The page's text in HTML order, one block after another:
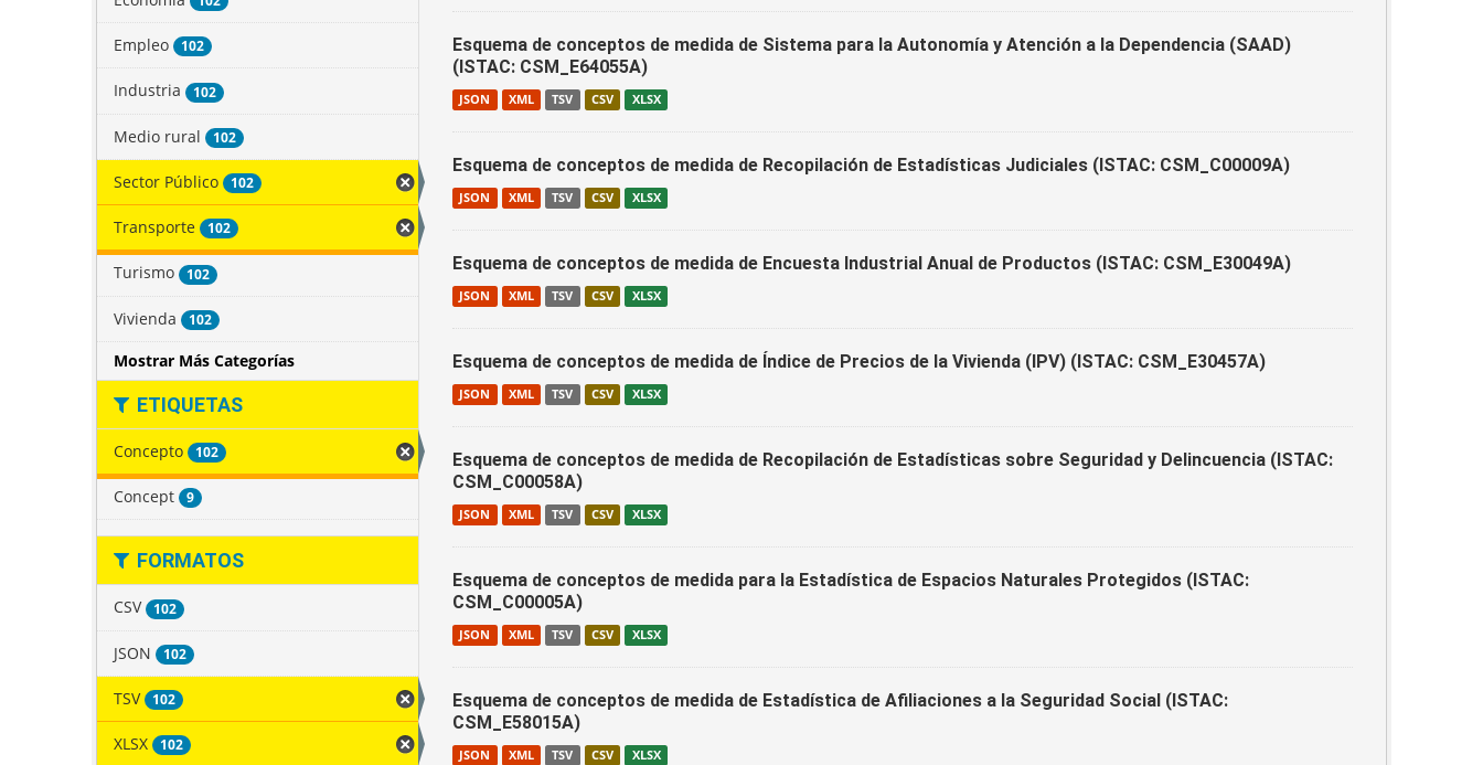
Empleo 102
Industria 102
Medio rural 102
Sector Público 102
Transporte 102
Turismo 102
Vivienda 102
Mostrar Más Categorías
ETIQUETAS
Concepto 102
Concept 9
FORMATOS
CSV 102
JSON 102
TSV 102
XLSX 102
Esquema de conceptos de medida de Sistema para la Autonomía y Atención a la Dependencia (SAAD)
(ISTAC: CSM_E64055A)
JSON XML TSV CSV XLSX
Esquema de conceptos de medida de Recopilación de Estadísticas Judiciales (ISTAC: CSM_C00009A)
JSON XML TSV CSV XLSX
Esquema de conceptos de medida de Encuesta Industrial Anual de Productos (ISTAC: CSM_E30049A)
JSON XML TSV CSV XLSX
Esquema de conceptos de medida de Índice de Precios de la Vivienda (IPV) (ISTAC: CSM_E30457A)
JSON XML TSV CSV XLSX
Esquema de conceptos de medida de Recopilación de Estadísticas sobre Seguridad y Delincuencia (ISTAC:
CSM_C00058A)
JSON XML TSV CSV XLSX
Esquema de conceptos de medida para la Estadística de Espacios Naturales Protegidos (ISTAC:
CSM_C00005A)
JSON XML TSV CSV XLSX
Esquema de conceptos de medida de Estadística de Afiliaciones a la Seguridad Social (ISTAC:
CSM_E58015A)
JSON XML TSV CSV XLSX